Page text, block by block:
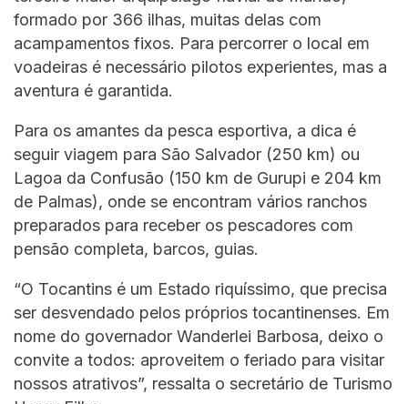
formado por 366 ilhas, muitas delas com
acampamentos fixos. Para percorrer o local em
voadeiras é necessário pilotos experientes, mas a
aventura é garantida.
Para os amantes da pesca esportiva, a dica é
seguir viagem para São Salvador (250 km) ou
Lagoa da Confusão (150 km de Gurupi e 204 km
de Palmas), onde se encontram vários ranchos
preparados para receber os pescadores com
pensão completa, barcos, guias.
“O Tocantins é um Estado riquíssimo, que precisa
ser desvendado pelos próprios tocantinenses. Em
nome do governador Wanderlei Barbosa, deixo o
convite a todos: aproveitem o feriado para visitar
nossos atrativos”, ressalta o secretário de Turismo